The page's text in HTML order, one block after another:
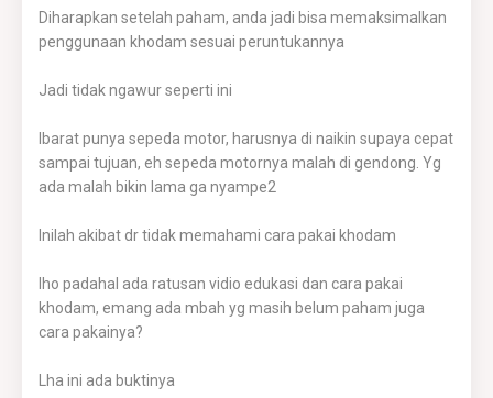
Diharapkan setelah paham, anda jadi bisa memaksimalkan
penggunaan khodam sesuai peruntukannya
Jadi tidak ngawur seperti ini
Ibarat punya sepeda motor, harusnya di naikin supaya cepat
sampai tujuan, eh sepeda motornya malah di gendong. Yg
ada malah bikin lama ga nyampe2
Inilah akibat dr tidak memahami cara pakai khodam
lho padahal ada ratusan vidio edukasi dan cara pakai
khodam, emang ada mbah yg masih belum paham juga
cara pakainya?
Lha ini ada buktinya